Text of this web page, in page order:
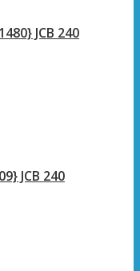
JCB 240
JCB 240